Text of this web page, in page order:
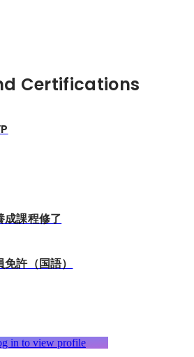
Certifications
成課程修了
許（国語）
in to view profile